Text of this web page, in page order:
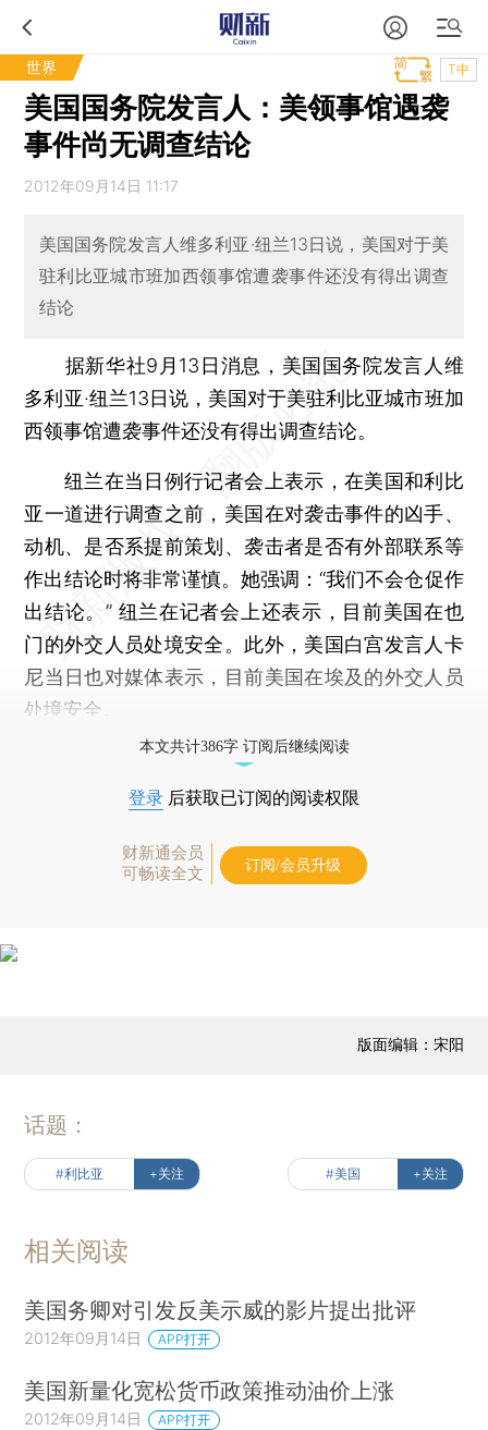
世界 T中
美国国务院发言人：美领事馆遇袭
事件尚无调查结论
2012年09月14日 11:17
美国国务院发言人维多利亚·纽兰13日说，美国对于美
驻利比亚城市班加西领事馆遭袭事件还没有得出调查
结论
据新华社9月13日消息，美国国务院发言人维
多利亚·纽兰13日说，美国对于美驻利比亚城市班加
西领事馆遭袭事件还没有得出调查结论。
纽兰在当日例行记者会上表示，在美国和利比
亚一道进行调查之前，美国在对袭击事件的凶手、
动机、是否系提前策划、袭击者是否有外部联系等
作出结论时将非常谨慎。她强调：“我们不会仓促作
出结论。” 纽兰在记者会上还表示，目前美国在也
门的外交人员处境安全。此外，美国白宫发言人卡
尼当日也对媒体表示，目前美国在埃及的外交人员
处境安全。
本文共计386字 订阅后继续阅读
登录 后获取已订阅的阅读权限
财新通会员
可畅读全文
订阅/会员升级
版面编辑：宋阳
话题：
#利比亚 +关注 #美国 +关注
相关阅读
美国务卿对引发反美示威的影片提出批评
2012年09月14日 APP打开
美国新量化宽松货币政策推动油价上涨
2012年09月14日 APP打开